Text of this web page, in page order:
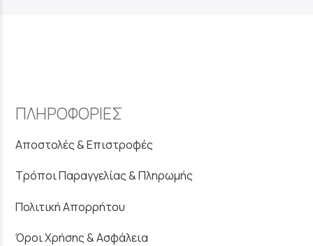
ΠΛΗΡΟΦΟΡΙΕΣ
Αποστολές & Επιστροφές
Τρόποι Παραγγελίας & Πληρωμής
Πολιτική Απορρήτου
Όροι Χρήσης & Ασφάλεια